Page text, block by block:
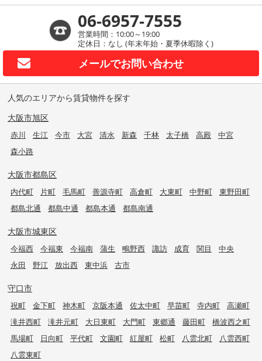
06-6957-7555
営業時間：10:00～19:00
定休日：なし (年末年始・夏季休暇除く)
メールでお問い合わせ
人気のエリアから賃貸物件を探す
大阪市旭区
赤川 生江 今市 大宮 清水 新森 千林 太子橋 高殿
中宮
森小路
大阪市都島区
内代町 片町 毛馬町 善源寺町 高倉町 大東町 中野町
東野田町
都島北通
都島中通 都島本通 都島南通
大阪市城東区
今福西 今福東 今福南 蒲生 鴫野西 諏訪 成育 関目
中央
永田
野江 放出西 東中浜 古市
守口市
祝町 金下町 神木町 京阪本通 佐太中町 早苗町 寺内町
高瀬町
滝井西町
滝井元町 大日東町 大門町 東郷通 藤田町
橋波西之町
馬場町
日向町 平代町 文園町 紅屋町 松町 八雲北町
八雲西町
八雲東町